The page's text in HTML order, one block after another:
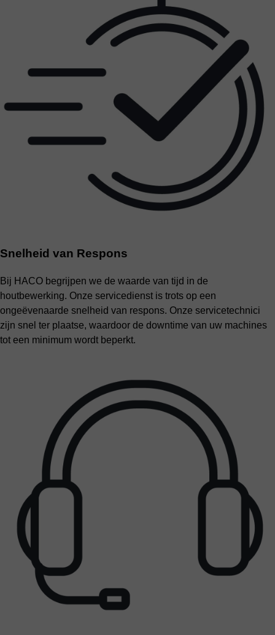
Snelheid van Respons
Bij HACO begrijpen we de waarde van tijd in de
houtbewerking. Onze servicedienst is trots op een
ongeëvenaarde snelheid van respons. Onze servicetechnici
zijn snel ter plaatse, waardoor de downtime van uw machines
tot een minimum wordt beperkt.